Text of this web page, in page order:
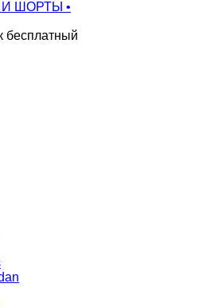
ШОРТЫ •
бесплатный